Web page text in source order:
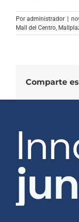
Por administrador |
Mall del Centro
Comparte